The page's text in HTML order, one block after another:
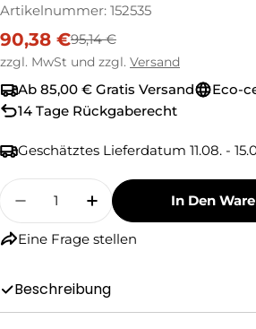
Artikelnummer: 152535
Verkaufspreis
90,38 €
Regulärer
Preis
95,14 €
zzgl. MwSt und zzgl. Versand
Ab 85,00 € Gratis Versand
Eco-
14 Tage Rückgaberecht
Geschätztes Lieferdatum 11.08. -
Menge
Menge Für My Green
Menge Für My
In Den
Eine Frage stellen
Beschreibung